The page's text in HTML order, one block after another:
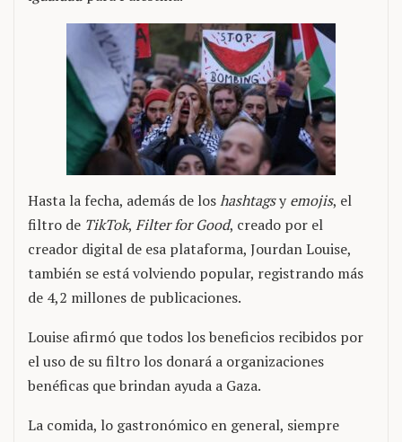
Hasta la fecha, además de loshashtagsyemojis, el
filtro de TikTok, Filter for Good, creado por el
creador digital de esa plataforma, Jourdan Louise,
también se está volviendo popular, registrando más
de 4,2 millones de publicaciones.
Louise afirmó que todos los beneficios recibidos por
el uso de su filtro los donará a organizaciones
benéficas que brindan ayuda a Gaza.
La comida, lo gastronómico en general, siempre